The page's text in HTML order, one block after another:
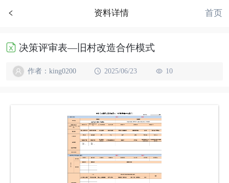
资料详情 首页
决策评审表—旧村改造合作模式
作者：king0200 2025/06/23 10